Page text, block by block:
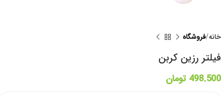
خانه فروشگاه
فیلتر رزین کربن
498.500 تومان